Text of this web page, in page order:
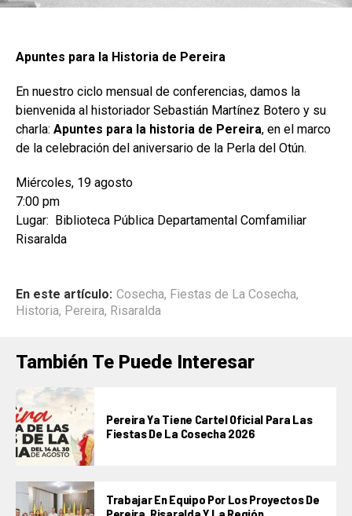
Apuntes para la Historia de Pereira
En nuestro ciclo mensual de conferencias, damos la
bienvenida al historiador Sebastián Martínez Botero y su
charla: Apuntes para la historia de Pereira, en el marco
de la celebración del aniversario de la Perla del Otún.
Miércoles, 19 agosto
7:00 pm
Lugar: Biblioteca Pública Departamental Comfamiliar
Risaralda
En este artículo: Cosecha, Fiestas de La Cosecha,
Historia, Pereira, Risaralda
También Te Puede Interesar
Pereira Ya Tiene Cartel Oficial Para Las
Fiestas De La Cosecha 2026
Trabajar En Equipo Por Los Proyectos De